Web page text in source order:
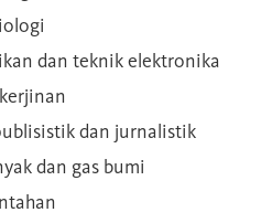
dan teknik elektronika
dan jurnalistik
dan gas bumi